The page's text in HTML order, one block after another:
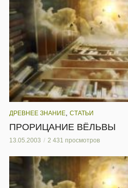
ДРЕВНЕЕ ЗНАНИЕ СТАТЬИ
ПРОРИЦАНИЕ ВЁЛЬВЫ
13.05.2003 2 431 просмотров